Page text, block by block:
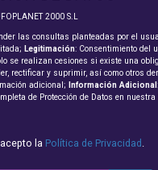
2000 S.L
las consultas planteadas por el
Legitimación: Consentimiento del
se realizan cesiones si existe una
rectificar y suprimir, así como otros
adicional;
Información Adicional
de Protección de Datos en nuestra
la Política de Privacidad